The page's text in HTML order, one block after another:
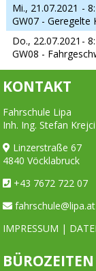
Mi., 21.07.2021 -
GW07 - Geregelte
Do., 22.07.2021 -
GW08 -
KONTAKT
Fahrschule Lipa
Inh. Ing. Stefan Krejci
Linzerstraße 67
4840 Vöcklabruck
+43 7672 722 07
fahrschule@lipa.at
IMPRESSUM |
BÜROZEITEN